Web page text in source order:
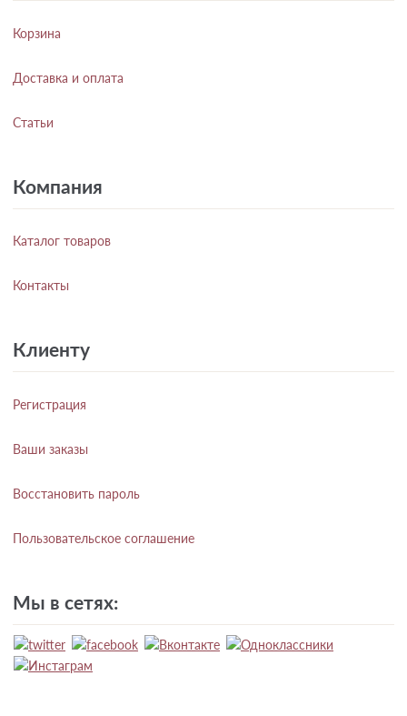
Корзина
Доставка и оплата
Статьи
Компания
Каталог товаров
Контакты
Клиенту
Регистрация
Ваши заказы
Восстановить пароль
Пользовательское соглашение
Мы в сетях: